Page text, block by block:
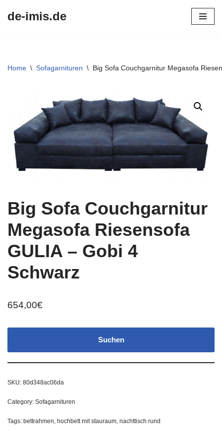
de-imis.de
Home \ Sofagarnituren \ Big Sofa Couchgarnitur Megasofa
Big Sofa Couchgarnitur
Megasofa Riesensofa
GULIA – Gobi 4
Schwarz
654,00€
Suchen
SKU: 80d348ac06da
Category: Sofagarnituren
Tags: bettrahmen, hochbett mit stauraum, nachttisch rund